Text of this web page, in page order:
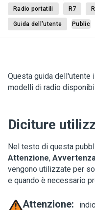
Radio portatili R7
Guida dell'utente Public
Questa guida dell'utente
modelli di radio
Diciture
Nel testo di questa
Attenzione,
vengono utilizzate per
e quando è necessario
Attenzione: